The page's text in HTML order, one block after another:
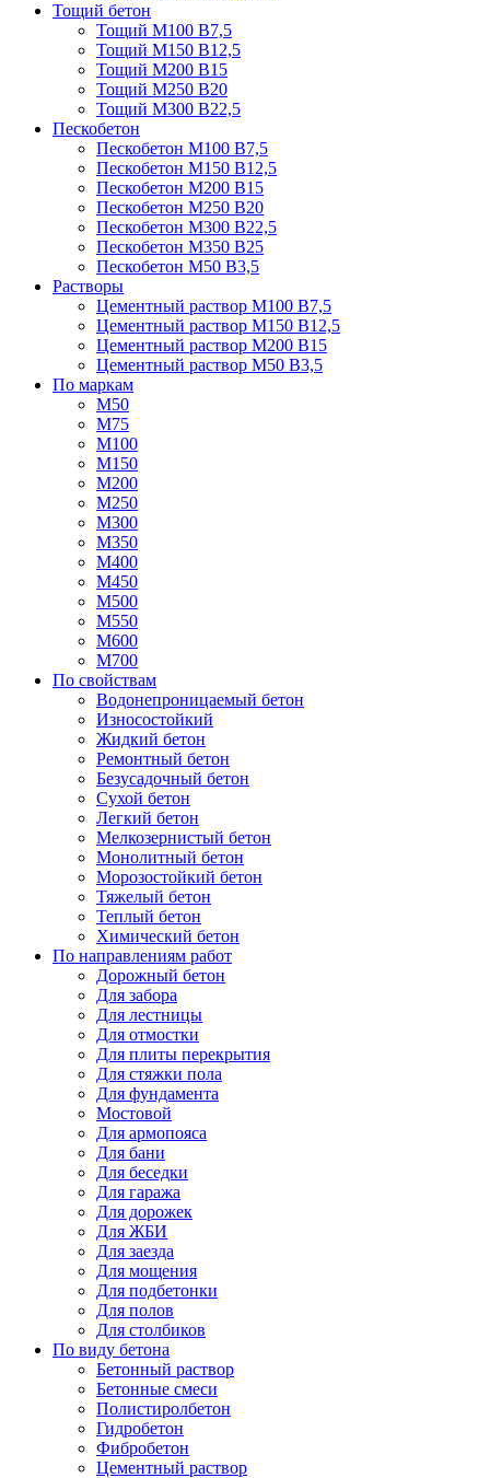
Тощий бетон
Тощий М100 В7,5
Тощий М150 В12,5
Тощий М200 В15
Тощий М250 В20
Тощий М300 В22,5
Пескобетон
Пескобетон М100 В7,5
Пескобетон М150 В12,5
Пескобетон М200 В15
Пескобетон М250 В20
Пескобетон М300 В22,5
Пескобетон М350 В25
Пескобетон М50 В3,5
Растворы
Цементный раствор М100 В7,5
Цементный раствор М150 В12,5
Цементный раствор М200 В15
Цементный раствор М50 В3,5
По маркам
М50
М75
М100
М150
М200
М250
М300
М350
М400
М450
М500
М550
М600
М700
По свойствам
Водонепроницаемый бетон
Износостойкий
Жидкий бетон
Ремонтный бетон
Безусадочный бетон
Сухой бетон
Легкий бетон
Мелкозернистый бетон
Монолитный бетон
Морозостойкий бетон
Тяжелый бетон
Теплый бетон
Химический бетон
По направлениям работ
Дорожный бетон
Для забора
Для лестницы
Для отмостки
Для плиты перекрытия
Для стяжки пола
Для фундамента
Мостовой
Для армопояса
Для бани
Для беседки
Для гаража
Для дорожек
Для ЖБИ
Для заезда
Для мощения
Для подбетонки
Для полов
Для столбиков
По виду бетона
Бетонный раствор
Бетонные смеси
Полистиролбетон
Гидробетон
Фибробетон
Цементный раствор